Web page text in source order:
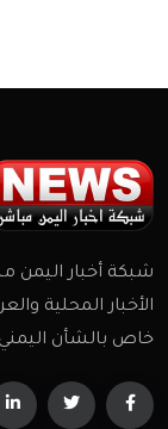
شبكة أخبار اليمن
الأخبار المحلية
خاص بالشأن اليمني